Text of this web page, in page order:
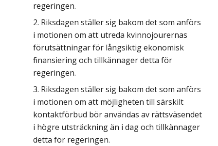
regeringen.
Riksdagen ställer sig bakom det som anförs
i motionen om att utreda kvinnojourernas
förutsättningar för långsiktig ekonomisk
finansiering och tillkännager detta för
regeringen.
Riksdagen ställer sig bakom det som anförs
i motionen om att möjligheten till särskilt
kontaktförbud bör användas av rättsväsendet
i högre utsträckning än i dag och tillkännager
detta för regeringen.